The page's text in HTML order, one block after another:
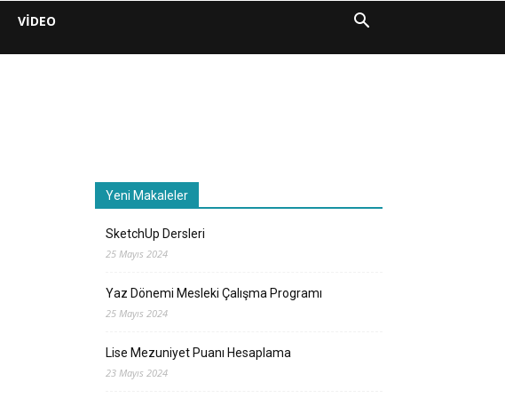
VIDEO
Yeni Makaleler
SketchUp Dersleri
25 Mayıs 2024
Yaz Dönemi Mesleki Çalışma Programı
25 Mayıs 2024
Lise Mezuniyet Puanı Hesaplama
23 Mayıs 2024